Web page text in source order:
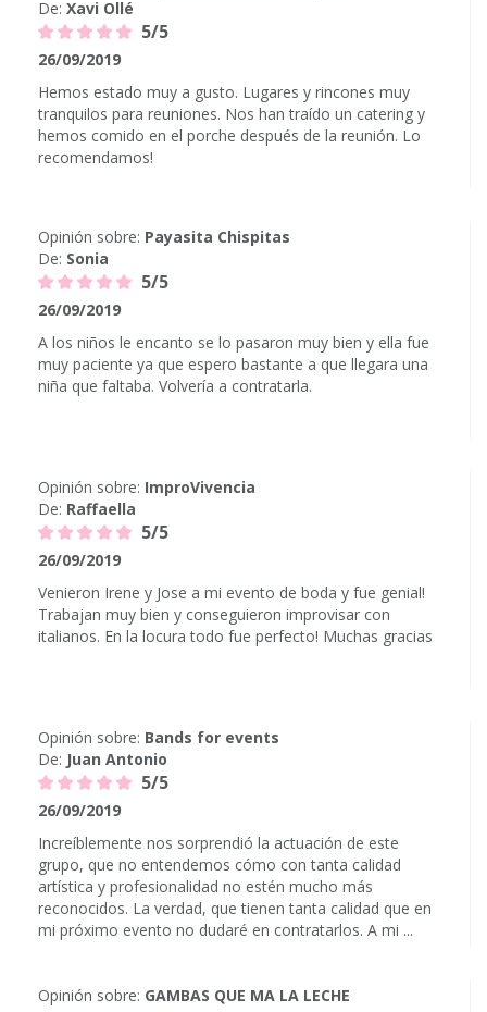
De: Xavi Ollé
5/5
26/09/2019
Hemos estado muy a gusto. Lugares y rincones muy
tranquilos para reuniones. Nos han traído un catering y
hemos comido en el porche después de la reunión. Lo
recomendamos!
Opinión sobre: Payasita Chispitas
De: Sonia
5/5
26/09/2019
A los niños le encanto se lo pasaron muy bien y ella fue
muy paciente ya que espero bastante a que llegara una
niña que faltaba. Volvería a contratarla.
Opinión sobre: ImproVivencia
De: Raffaella
5/5
26/09/2019
Venieron Irene y Jose a mi evento de boda y fue genial!
Trabajan muy bien y conseguieron improvisar con
italianos. En la locura todo fue perfecto! Muchas gracias
Opinión sobre: Bands for events
De: Juan Antonio
5/5
26/09/2019
Increíblemente nos sorprendió la actuación de este
grupo, que no entendemos cómo con tanta calidad
artística y profesionalidad no estén mucho más
reconocidos. La verdad, que tienen tanta calidad que en
mi próximo evento no dudaré en contratarlos. A mi ...
Opinión sobre: GAMBAS QUE MA LA LECHE